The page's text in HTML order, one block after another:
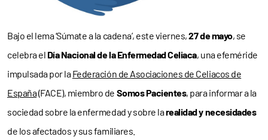
Bajo el lema ‘Súmate a la cadena’, este viernes,27 de mayo, se
celebra el Día Nacional de la Enfermedad Celiaca, una efeméride
impulsada por laFederación de Asociaciones de Celiacos de
España(FACE), miembro de Somos Pacientes, para informar a la
sociedad sobre la enfermedad y sobre larealidad y necesidades
de los afectados y sus familiares.